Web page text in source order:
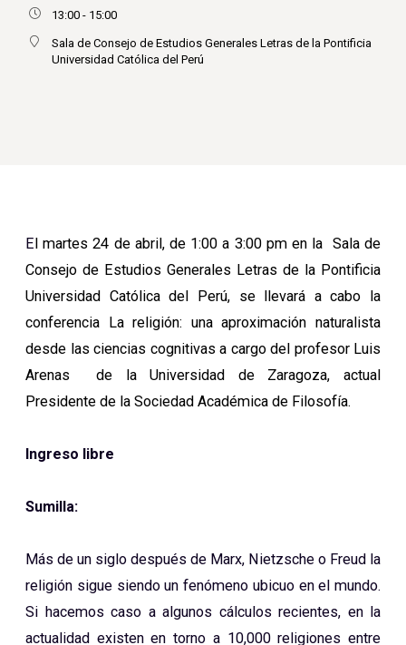
13:00 - 15:00
Sala de Consejo de Estudios Generales Letras de la Pontificia
Universidad Católica del Perú
El martes 24 de abril, de 1:00 a 3:00 pm en la Sala de
Consejo de Estudios Generales Letras de la Pontificia
Universidad Católica del Perú, se llevará a cabo la
conferencia La religión: una aproximación naturalista
desde las ciencias cognitivas a cargo del profesor Luis
Arenas de la Universidad de Zaragoza, actual
Presidente de la Sociedad Académica de Filosofía.
Ingreso libre
Sumilla:
Más de un siglo después de Marx, Nietzsche o Freud la
religión sigue siendo un fenómeno ubicuo en el mundo.
Si hacemos caso a algunos cálculos recientes, en la
actualidad existen en torno a 10,000 religiones entre